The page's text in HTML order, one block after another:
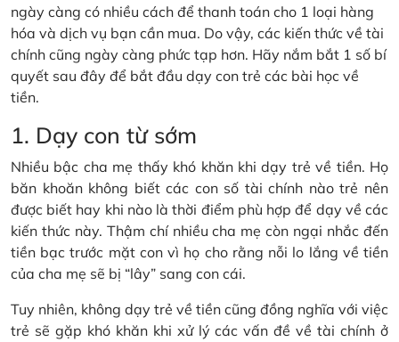
ngày càng có nhiều cách để thanh toán cho 1 loại hàng
hóa và dịch vụ bạn cần mua. Do vậy, các kiến thức về tài
chính cũng ngày càng phức tạp hơn. Hãy nắm bắt 1 số bí
quyết sau đây để bắt đầu dạy con trẻ các bài học về
tiền.
1. Dạy con từ sớm
Nhiều bậc cha mẹ thấy khó khăn khi dạy trẻ về tiền. Họ
băn khoăn không biết các con số tài chính nào trẻ nên
được biết hay khi nào là thời điểm phù hợp để dạy về các
kiến thức này. Thậm chí nhiều cha mẹ còn ngại nhắc đến
tiền bạc trước mặt con vì họ cho rằng nỗi lo lắng về tiền
của cha mẹ sẽ bị “lây” sang con cái.
Tuy nhiên, không dạy trẻ về tiền cũng đồng nghĩa với việc
trẻ sẽ gặp khó khăn khi xử lý các vấn đề về tài chính ở